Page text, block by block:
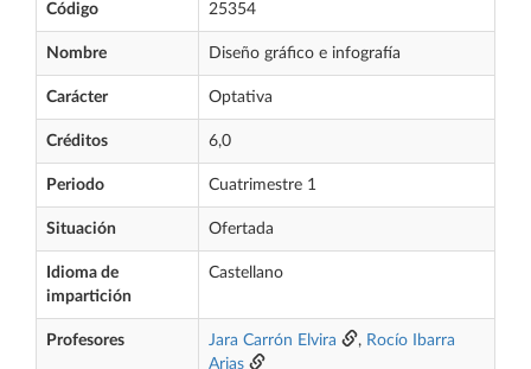
Código 25354
Nombre Diseño gráfico e infografía
Carácter Optativa
Créditos 6,0
Periodo Cuatrimestre 1
Situación Ofertada
Idioma de
impartición
Castellano
Profesores Jara Carrón Elvira , Rocío Ibarra
Arias